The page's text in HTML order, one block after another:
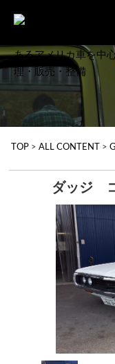
TOP >ALL CONTENT >
ダッジ